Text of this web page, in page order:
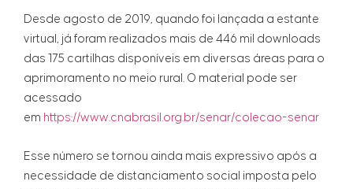
Desde agosto de 2019, quando foi lançada a estante
virtual, já foram realizados mais de 446 mil downloads
das 175 cartilhas disponíveis em diversas áreas para o
aprimoramento no meio rural. O material pode ser
acessado
em https://www.cnabrasil.org.br/senar/colecao-senar
Esse número se tornou ainda mais expressivo após a
necessidade de distanciamento social imposta pelo